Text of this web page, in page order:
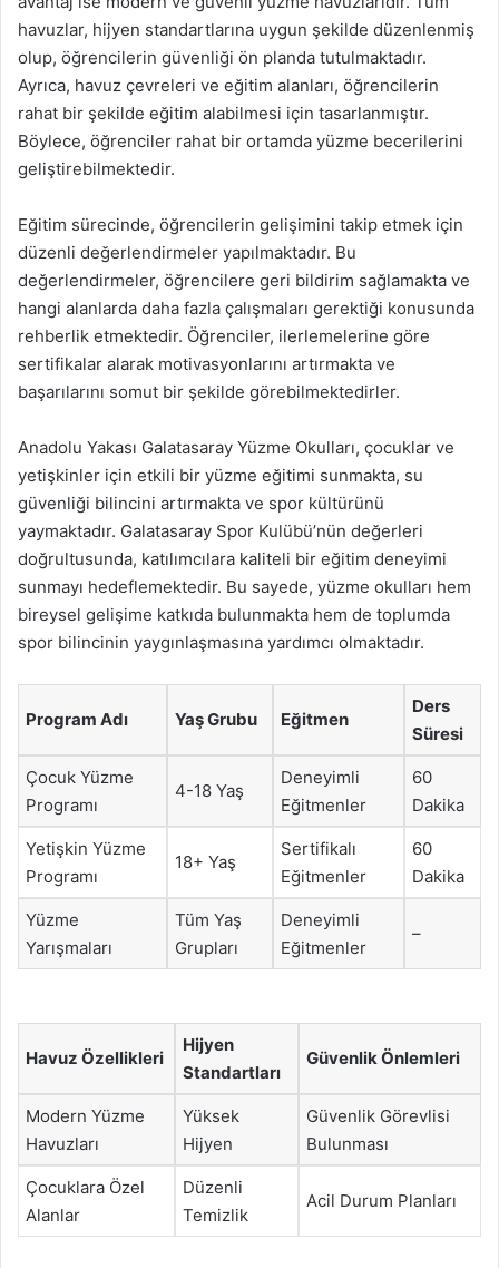
havuzlar, hijyen standartlarına uygun şekilde düzenlenmiş
olup, öğrencilerin güvenliği ön planda tutulmaktadır.
Ayrıca, havuz çevreleri ve eğitim alanları, öğrencilerin
rahat bir şekilde eğitim alabilmesi için tasarlanmıştır.
Böylece, öğrenciler rahat bir ortamda yüzme becerilerini
geliştirebilmektedir.
Eğitim sürecinde, öğrencilerin gelişimini takip etmek için
düzenli değerlendirmeler yapılmaktadır. Bu
değerlendirmeler, öğrencilere geri bildirim sağlamakta ve
hangi alanlarda daha fazla çalışmaları gerektiği konusunda
rehberlik etmektedir. Öğrenciler, ilerlemelerine göre
sertifikalar alarak motivasyonlarını artırmakta ve
başarılarını somut bir şekilde görebilmektedirler.
Anadolu Yakası Galatasaray Yüzme Okulları, çocuklar ve
yetişkinler için etkili bir yüzme eğitimi sunmakta, su
güvenliği bilincini artırmakta ve spor kültürünü
yaymaktadır. Galatasaray Spor Kulübü’nün değerleri
doğrultusunda, katılımcılara kaliteli bir eğitim deneyimi
sunmayı hedeflemektedir. Bu sayede, yüzme okulları hem
bireysel gelişime katkıda bulunmakta hem de toplumda
spor bilincinin yaygınlaşmasına yardımcı olmaktadır.
Program Adı Yaş Grubu Eğitmen
Ders
Süresi
Çocuk Yüzme
Programı
4-18 Yaş
Deneyimli
Eğitmenler
60
Dakika
Yetişkin Yüzme
Programı
18+ Yaş
Sertifikalı
Eğitmenler
60
Dakika
Yüzme
Yarışmaları
Tüm Yaş
Grupları
Deneyimli
Eğitmenler
–
Havuz Özellikleri
Hijyen
Standartları
Güvenlik Önlemleri
Modern Yüzme
Havuzları
Yüksek
Hijyen
Güvenlik Görevlisi
Bulunması
Çocuklara Özel
Alanlar
Düzenli
Temizlik
Acil Durum Planları